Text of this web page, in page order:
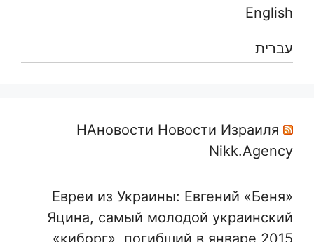
English
עברית
НАновости Новости Израиля
Nikk.Agency
Евреи из Украины: Евгений «Беня»
Яцина, самый молодой украинский
«киборг», погибший в январе 2015